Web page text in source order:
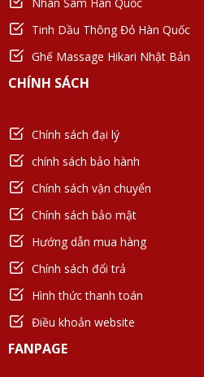
Tinh Dầu Thông Đỏ Hàn Quốc
Ghế Massage Hikari Nhật Bản
CHÍNH SÁCH
Chính sách đại lý
chính sách bảo hành
Chính sách vận chuyển
Chính sách bảo mật
Hướng dẫn mua hàng
Chính sách đổi trả
Hình thức thanh toán
Điều khoản website
FANPAGE